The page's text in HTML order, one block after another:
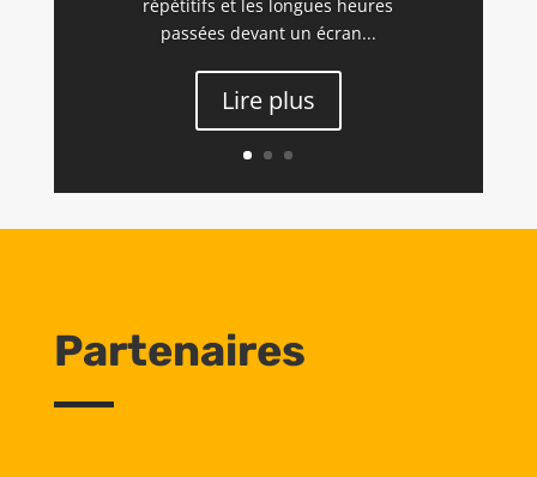
répétitifs et les longues heures
passées devant un écran...
Lire plus
Partenaires